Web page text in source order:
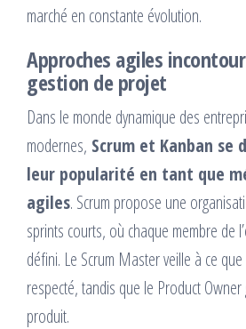
marché en constante évolution.
Approches agiles
gestion de projet
Dans le monde dynamique des
modernes, Scrum et Kanban
leur popularité en tant que
agiles. Scrum propose une
sprints courts, où chaque membre de
défini. Le Scrum Master veille à ce
respecté, tandis que le Product
produit.